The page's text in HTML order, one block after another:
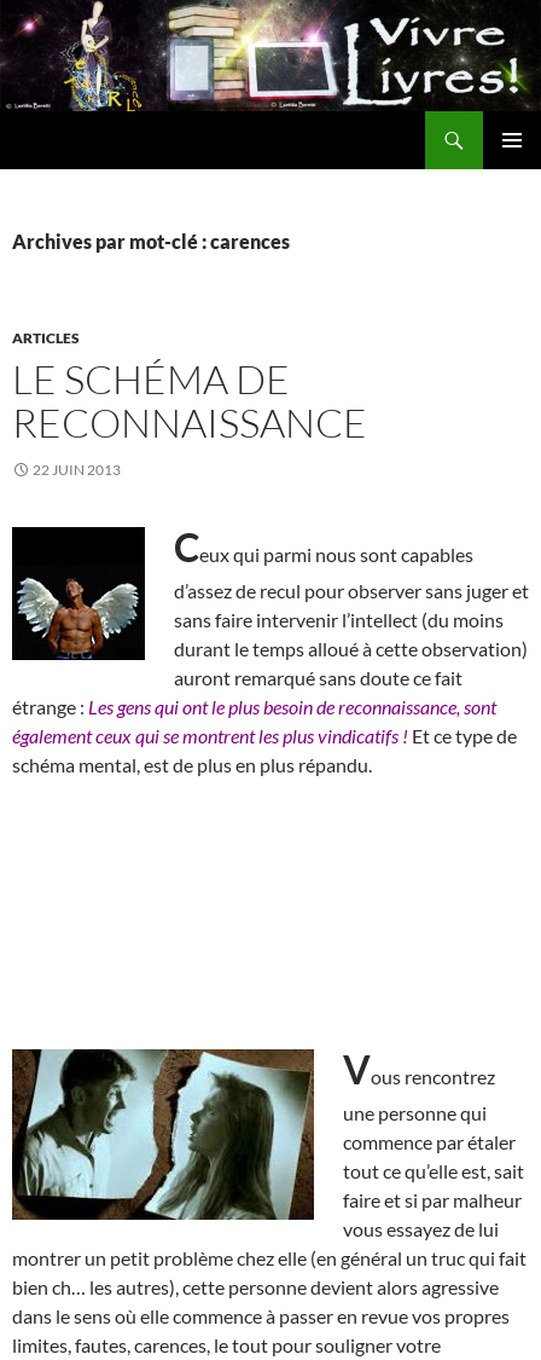
Aller
au
contenu
Archives par mot-clé : carences
ARTICLES
LE SCHÉMA DE
RECONNAISSANCE
22 JUIN 2013
Ceux qui parmi nous sont capables
d’assez de recul pour observer sans juger et
sans faire intervenir l’intellect (du moins
durant le temps alloué à cette observation)
auront remarqué sans doute ce fait
étrange : Les gens qui ont le plus besoin de reconnaissance, sont
également ceux qui se montrent les plus vindicatifs ! Et ce type de
schéma mental, est de plus en plus répandu.
Vous rencontrez
une personne qui
commence par étaler
tout ce qu’elle est, sait
faire et si par malheur
vous essayez de lui
montrer un petit problème chez elle (en général un truc qui fait
bien ch… les autres), cette personne devient alors agressive
dans le sens où elle commence à passer en revue vos propres
limites, fautes, carences, le tout pour souligner votre